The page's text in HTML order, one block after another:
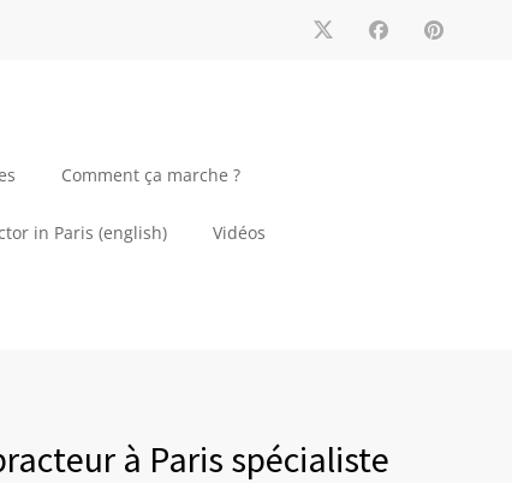
Comment ça marche ?
in Paris (english) Vidéos
à Paris spécialiste